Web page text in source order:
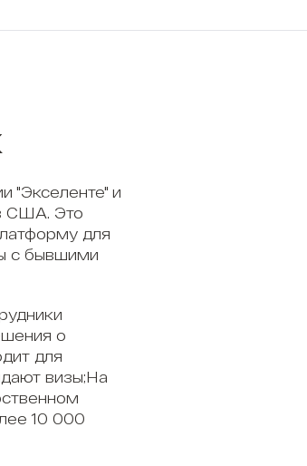
"Экселенте" и
США. Это
для
с бывшими
о
для
визы;На
10 000